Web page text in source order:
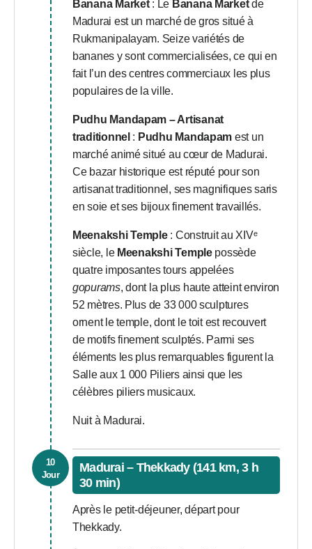
Banana Market: Le Banana Marketde
Madurai est un marché de gros situé à
Rukmanipalayam. Seize variétés de
bananes y sont commercialisées, ce qui en
fait l’un des centres commerciaux les plus
populaires de la ville.
Pudhu Mandapam – Artisanat
traditionnel : Pudhu Mandapam est un
marché animé situé au cœur de Madurai.
Ce bazar historique est réputé pour son
artisanat traditionnel, ses magnifiques saris
en soie et ses bijoux finement travaillés.
Meenakshi Temple: Construit au XIVᵉ
siècle, le Meenakshi Templepossède
quatre imposantes tours appelées
gopurams, dont la plus haute atteint environ
52 mètres. Plus de 33 000 sculptures
ornent le temple, dont le toit est recouvert
de motifs finement sculptés. Parmi ses
éléments les plus remarquables figurent la
Salle aux 1 000 Piliers ainsi que les
célèbres piliers musicaux.
Nuit à Madurai.
10
Jour
Madurai – Thekkady (141 km, 3 h
30 min)
Après le petit-déjeuner, départ pour
Thekkady.